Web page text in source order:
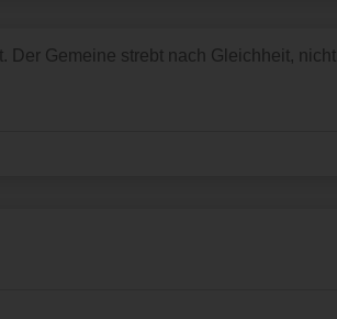
Der Gemeine strebt nach Gleichheit, nicht